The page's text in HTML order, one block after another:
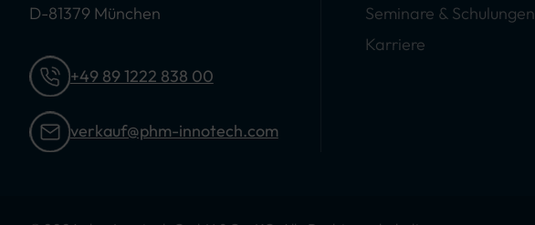
D-81379 München
+49 89 1222 838 00
verkauf@phm-innotech.com
Seminare & Schulungen
Karriere